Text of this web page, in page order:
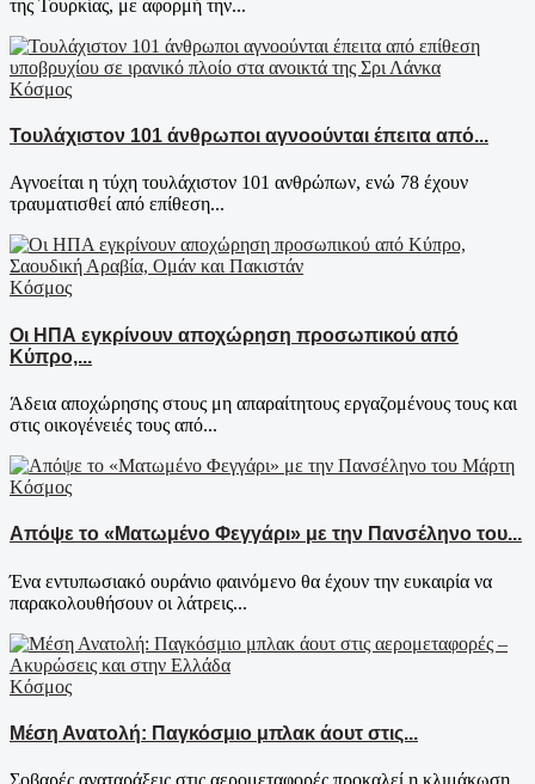
της Τουρκίας, με αφορμή την...
Κόσμος
Τουλάχιστον 101 άνθρωποι αγνοούνται έπειτα από...
Αγνοείται η τύχη τουλάχιστον 101 ανθρώπων, ενώ 78 έχουν
τραυματισθεί από επίθεση...
Κόσμος
Οι ΗΠΑ εγκρίνουν αποχώρηση προσωπικού από
Κύπρο,...
Άδεια αποχώρησης στους μη απαραίτητους εργαζομένους τους και
στις οικογένειές τους από...
Κόσμος
Απόψε το «Ματωμένο Φεγγάρι» με την Πανσέληνο του...
Ένα εντυπωσιακό ουράνιο φαινόμενο θα έχουν την ευκαιρία να
παρακολουθήσουν οι λάτρεις...
Κόσμος
Μέση Ανατολή: Παγκόσμιο μπλακ άουτ στις...
Σοβαρές αναταράξεις στις αερομεταφορές προκαλεί η κλιμάκωση